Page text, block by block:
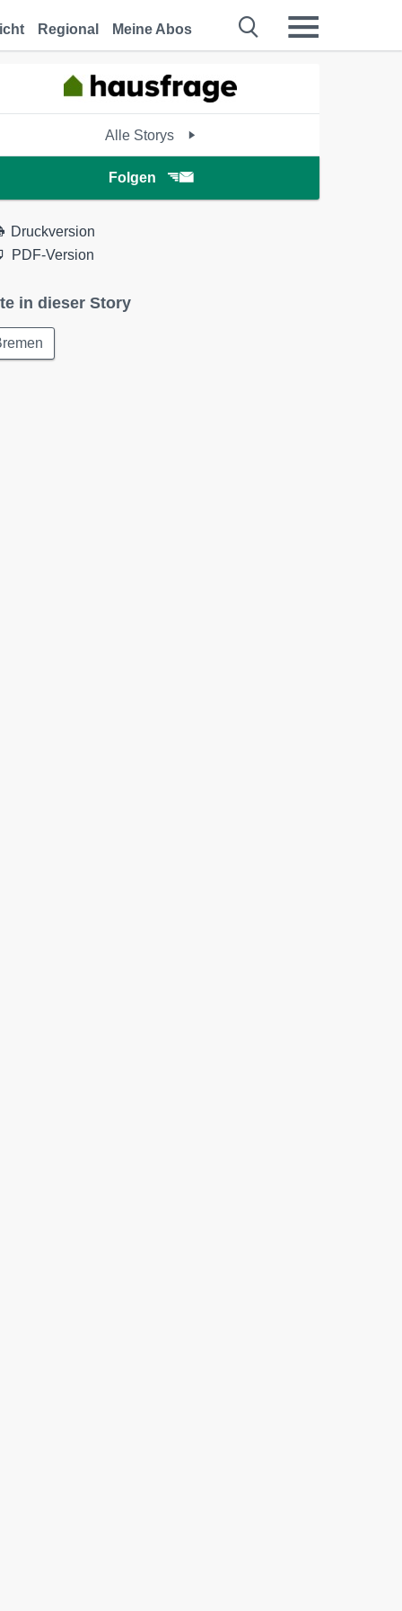
Regional Meine Abos
Alle Storys
Folgen
Druckversion
PDF-Version
in dieser Story